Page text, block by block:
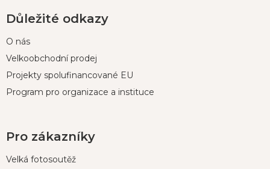
Důležité odkazy
O nás
Velkoobchodní prodej
Projekty spolufinancované EU
Program pro organizace a instituce
Pro zákazníky
Velká fotosoutěž